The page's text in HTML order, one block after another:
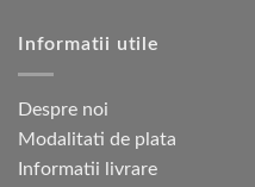
Informatii utile
Despre noi
Modalitati de plata
Informatii livrare